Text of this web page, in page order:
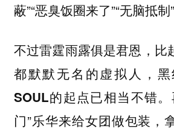
蔽”“恶臭饭圈来了”“无脑抵制
不过雷霆雨露俱是君恩，比
都默默无名的虚拟人，
SOUL的起点已相当不错。
门”乐华来给女团做包装，